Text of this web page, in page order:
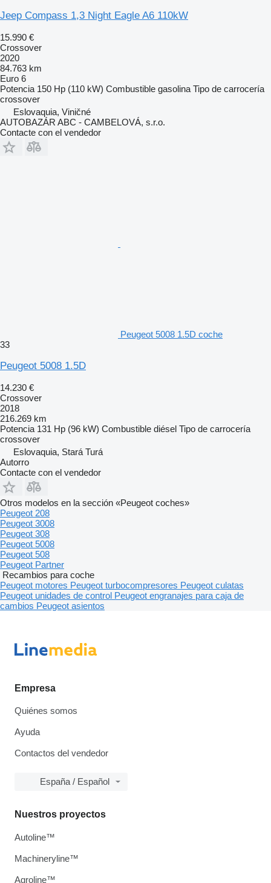
Jeep Compass 1,3 Night Eagle A6 110kW
15.990 €
Crossover
2020
84.763 km
Euro 6
Potencia 150 Hp (110 kW) Combustible gasolina Tipo de carrocería
crossover
Eslovaquia, Viničné
AUTOBAZÁR ABC - CAMBELOVÁ, s.r.o.
Contacte con el vendedor
Peugeot 5008 1.5D coche
33
Peugeot 5008 1.5D
14.230 €
Crossover
2018
216.269 km
Potencia 131 Hp (96 kW) Combustible diésel Tipo de carrocería
crossover
Eslovaquia, Stará Turá
Autorro
Contacte con el vendedor
Otros modelos en la sección «Peugeot coches»
Peugeot 208
Peugeot 3008
Peugeot 308
Peugeot 5008
Peugeot 508
Peugeot Partner
Recambios para coche
Peugeot motores Peugeot turbocompresores Peugeot culatas
Peugeot unidades de control Peugeot engranajes para caja de
cambios Peugeot asientos
Empresa
Quiénes somos
Ayuda
Contactos del vendedor
España / Español
Nuestros proyectos
Autoline™
Machineryline™
Agroline™